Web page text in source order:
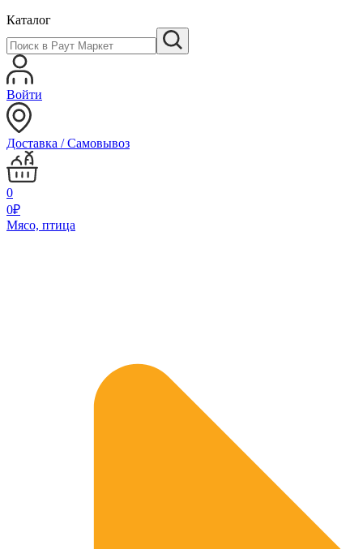
Каталог
Войти
Доставка / Самовывоз
0
0₽
Мясо, птица